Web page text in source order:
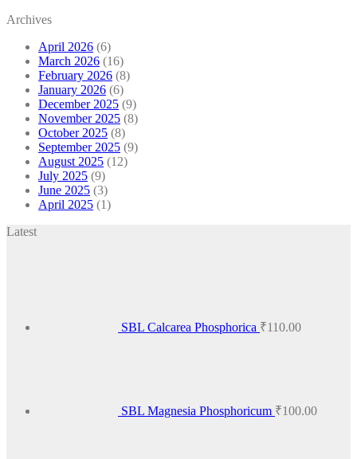
Archives
April 2026 (6)
March 2026 (16)
February 2026 (8)
January 2026 (6)
December 2025 (9)
November 2025 (8)
October 2025 (8)
September 2025 (9)
August 2025 (12)
July 2025 (9)
June 2025 (3)
April 2025 (1)
Latest
SBL Calcarea Phosphorica ₹110.00
SBL Magnesia Phosphoricum ₹100.00